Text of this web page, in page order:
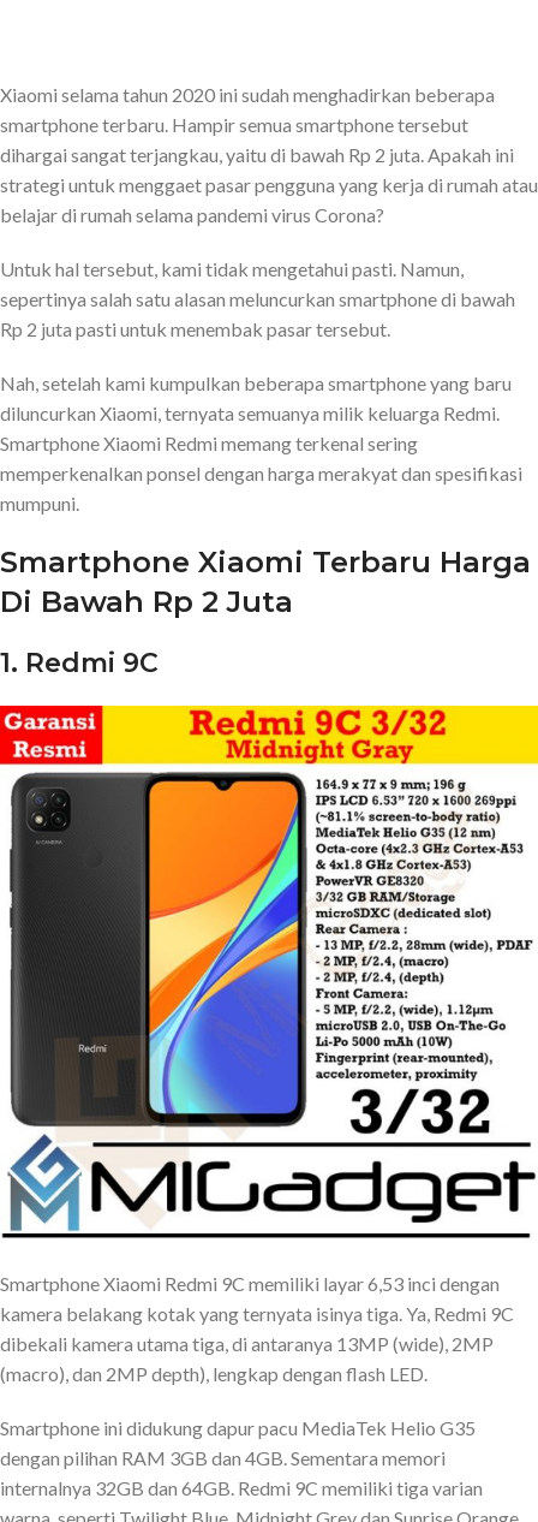
Xiaomi selama tahun 2020 ini sudah menghadirkan beberapa
smartphone terbaru. Hampir semua smartphone tersebut
dihargai sangat terjangkau, yaitu di bawah Rp 2 juta. Apakah ini
strategi untuk menggaet pasar pengguna yang kerja di rumah atau
belajar di rumah selama pandemi virus Corona?
Untuk hal tersebut, kami tidak mengetahui pasti. Namun,
sepertinya salah satu alasan meluncurkan smartphone di bawah
Rp 2 juta pasti untuk menembak pasar tersebut.
Nah, setelah kami kumpulkan beberapa smartphone yang baru
diluncurkan Xiaomi, ternyata semuanya milik keluarga Redmi.
Smartphone Xiaomi Redmi memang terkenal sering
memperkenalkan ponsel dengan harga merakyat dan spesifikasi
mumpuni.
Smartphone Xiaomi Terbaru Harga
Di Bawah Rp 2 Juta
1. Redmi 9C
Smartphone Xiaomi Redmi 9C memiliki layar 6,53 inci dengan
kamera belakang kotak yang ternyata isinya tiga. Ya, Redmi 9C
dibekali kamera utama tiga, di antaranya 13MP (wide), 2MP
(macro), dan 2MP depth), lengkap dengan flash LED.
Smartphone ini didukung dapur pacu MediaTek Helio G35
dengan pilihan RAM 3GB dan 4GB. Sementara memori
internalnya 32GB dan 64GB. Redmi 9C memiliki tiga varian